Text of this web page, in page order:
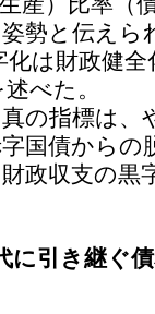
勢と伝えら
は財政健全
べた。
の指標は、
国債からの
政収支の黒
引き継ぐ